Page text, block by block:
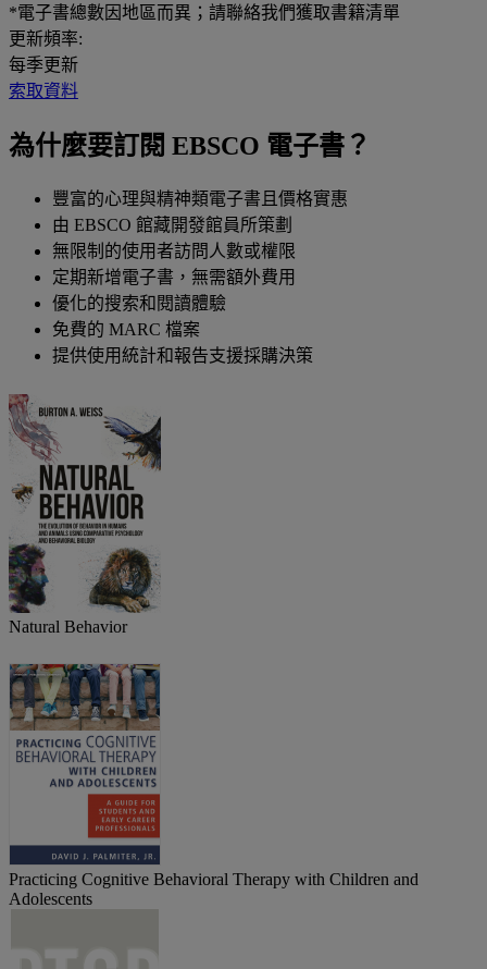
*電子書總數因地區而異；請聯絡我們獲取書籍清單
更新頻率:
每季更新
索取資料
為什麼要訂閱 EBSCO 電子書？
豐富的心理與精神類電子書且價格實惠
由 EBSCO 館藏開發館員所策劃
無限制的使用者訪問人數或權限
定期新增電子書，無需額外費用
優化的搜索和閱讀體驗
免費的 MARC 檔案
提供使用統計和報告支援採購決策
Natural Behavior
Practicing Cognitive Behavioral Therapy with Children and
Adolescents